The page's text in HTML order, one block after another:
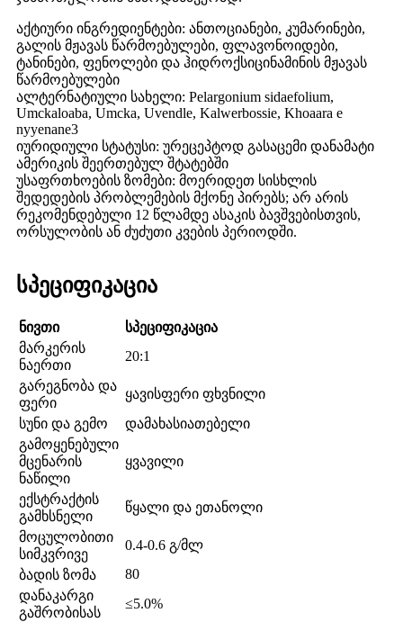
აქტიური ინგრედიენტები: ანთოციანები, კუმარინები,
გალის მჟავას წარმოებულები, ფლავონოიდები,
ტანინები, ფენოლები და ჰიდროქსიცინამინის მჟავას
წარმოებულები
ალტერნატიული სახელი: Pelargonium sidaefolium,
Umckaloaba, Umcka, Uvendle, Kalwerbossie, Khoaara e
nyyenane3
იურიდიული სტატუსი: ურეცეპტოდ გასაცემი დანამატი
ამერიკის შეერთებულ შტატებში
უსაფრთხოების ზომები: მოერიდეთ სისხლის
შედედების პრობლემების მქონე პირებს; არ არის
რეკომენდებული 12 წლამდე ასაკის ბავშვებისთვის,
ორსულობის ან ძუძუთი კვების პერიოდში.
სპეციფიკაცია
ნივთი
სპეციფიკაცია
მარკერის
ნაერთი
20:1
გარეგნობა და
ფერი
ყავისფერი ფხვნილი
სუნი და გემო
დამახასიათებელი
გამოყენებული
მცენარის
ნაწილი
ყვავილი
ექსტრაქტის
გამხსნელი
წყალი და ეთანოლი
მოცულობითი
სიმკვრივე
0.4-0.6 გ/მლ
ბადის ზომა
80
დანაკარგი
გაშრობისას
≤5.0%